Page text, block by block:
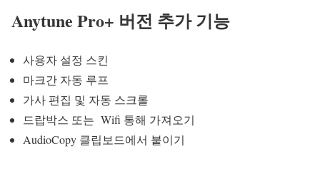
Anytune Pro+ 버전 추가 기능
사용자 설정 스킨
마크간 자동 루프
가사 편집 및 자동 스크롤
드랍박스 또는 Wifi 통해 가져오기
AudioCopy 클립보드에서 붙이기